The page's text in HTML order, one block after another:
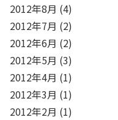
2012年8月 (4)
2012年7月 (2)
2012年6月 (2)
2012年5月 (3)
2012年4月 (1)
2012年3月 (1)
2012年2月 (1)